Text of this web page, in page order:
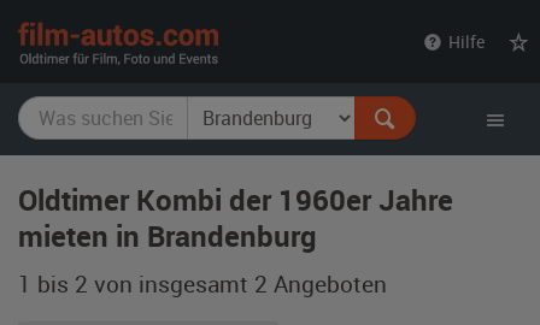
Hilfe
Oldtimer Kombi der 1960er Jahre
mieten in Brandenburg
1 bis 2 von insgesamt 2 Angeboten